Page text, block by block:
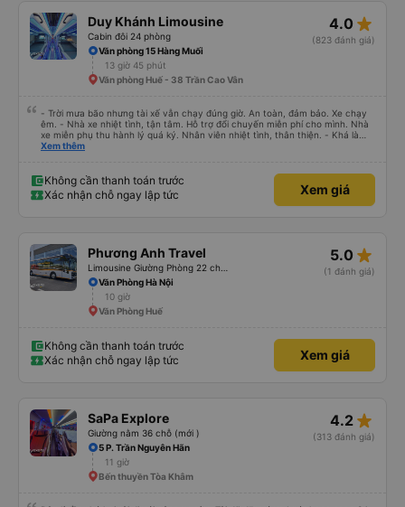
Duy Khánh Limousine
Cabin đôi 24 phòng
4.0 star_rate
(823 đánh giá)
Văn phòng 15 Hàng Muối
13 giờ 45 phút
Văn phòng Huế - 38 Trần Cao Vân
- Trời mưa bão nhưng tài xế vẫn chạy đúng giờ. An toàn, đảm bảo. Xe chạy
êm. - Nhà xe nhiệt tình, tận tâm. Hỗ trợ đổi chuyến miễn phí cho mình. Nhà
xe miễn phụ thu hành lý quá ký. Nhân viên nhiệt tình, thân thiện. - Khá là
thích tài xế. Lái xe an toàn. Chu đáo, thân thiện, nhiệt tình. - Xe ngồi thoải
Xem thêm
Không cần thanh toán trước
Xác nhận chỗ ngay lập tức
Xem giá
Phương Anh Travel 5.0 star_rate
(1 đánh giá)
Văn Phòng Hà Nội
10 giờ
Văn Phòng Huế
Không cần thanh toán trước
Xác nhận chỗ ngay lập tức
Xem giá
SaPa Explore
Giường nằm 36 chỗ (mới )
4.2 star_rate
(313 đánh giá)
5 P. Trần Nguyên Hãn
11 giờ
Bến thuyền Tòa Khâm